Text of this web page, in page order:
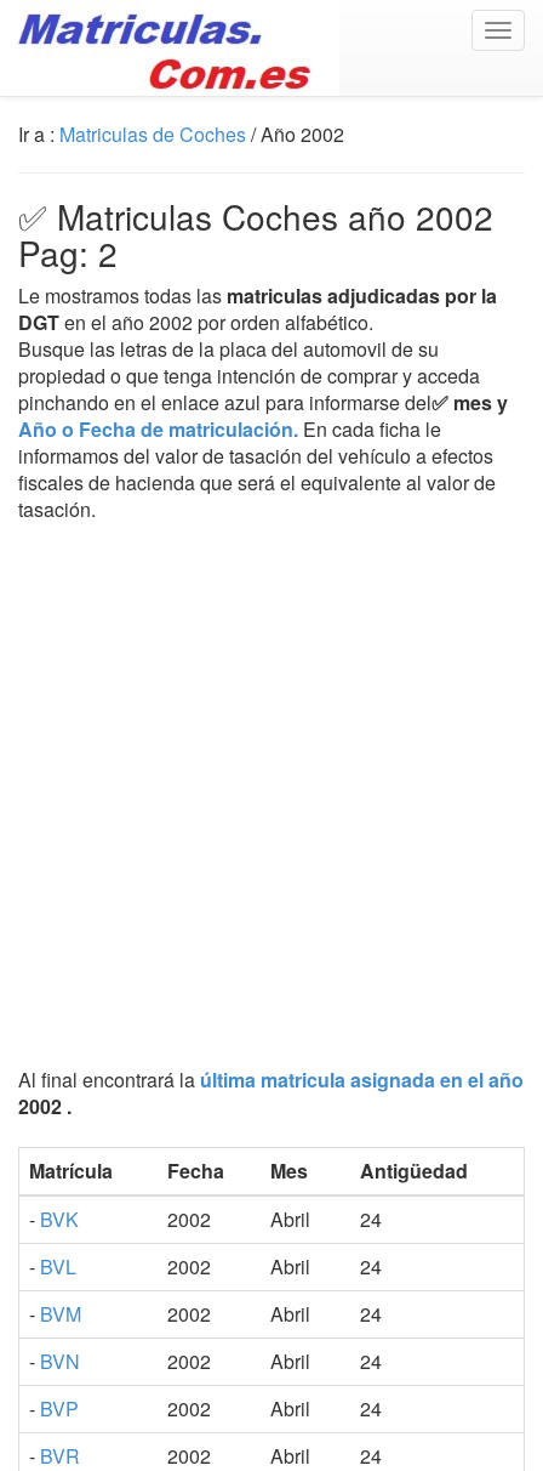
Ir a : Matriculas de Coches/ Año 2002
✅ Matriculas Coches año 2002
Pag: 2
Le mostramos todas las matriculas adjudicadas por la
DGTen el año 2002 por orden alfabético.
Busque las letras de la placa del automovil de su
propiedad o que tenga intención de comprar y acceda
pinchando en el enlace azul para informarse del✅ mes y
Año o Fecha de matriculación. En cada ficha le
informamos del valor de tasación del vehículo a efectos
fiscales de hacienda que será el equivalente al valor de
tasación.
Al final encontrará la última matricula asignada en el año
2002 .
Matrícula Fecha Mes
Antigüedad
- BVK 2002 Abril
24
- BVL 2002 Abril
24
- BVM 2002 Abril
24
- BVN 2002 Abril
24
- BVP 2002 Abril
24
- BVR 2002 Abril
24